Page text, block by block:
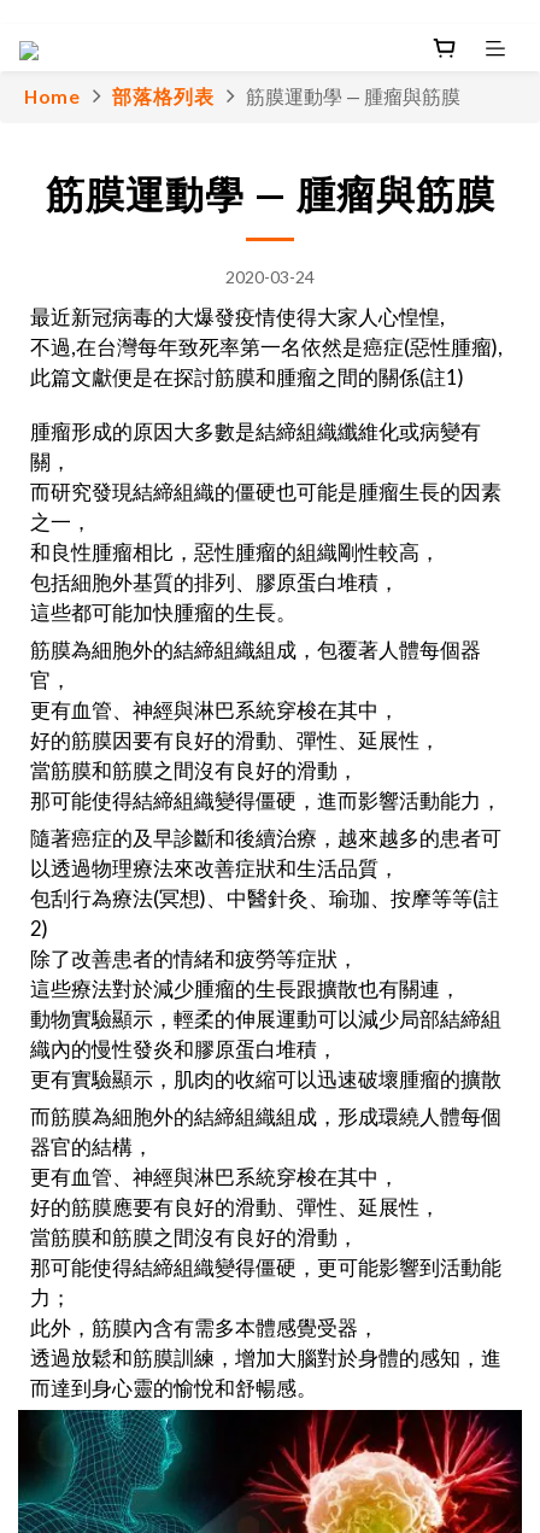
Home 部落格列表 筋膜運動學 — 腫瘤與筋膜
筋膜運動學 — 腫瘤與筋膜
2020-03-24
最近新冠病毒的大爆發疫情使得大家人心惶惶,
不過,在台灣每年致死率第一名依然是癌症(惡性腫瘤),
此篇文獻便是在探討筋膜和腫瘤之間的關係(註1)
腫瘤形成的原因大多數是結締組織纖維化或病變有
關，
而研究發現結締組織的僵硬也可能是腫瘤生長的因素
之一，
和良性腫瘤相比，惡性腫瘤的組織剛性較高，
包括細胞外基質的排列、膠原蛋白堆積，
這些都可能加快腫瘤的生長。
筋膜為細胞外的結締組織組成，包覆著人體每個器
官，
更有血管、神經與淋巴系統穿梭在其中，
好的筋膜因要有良好的滑動、彈性、延展性，
當筋膜和筋膜之間沒有良好的滑動，
那可能使得結締組織變得僵硬，進而影響活動能力，
隨著癌症的及早診斷和後續治療，越來越多的患者可
以透過物理療法來改善症狀和生活品質，
包刮行為療法(冥想)、中醫針灸、瑜珈、按摩等等(註
2)
除了改善患者的情緒和疲勞等症狀，
這些療法對於減少腫瘤的生長跟擴散也有關連，
動物實驗顯示，輕柔的伸展運動可以減少局部結締組
織內的慢性發炎和膠原蛋白堆積，
更有實驗顯示，肌肉的收縮可以迅速破壞腫瘤的擴散
而筋膜為細胞外的結締組織組成，形成環繞人體每個
器官的結構，
更有血管、神經與淋巴系統穿梭在其中，
好的筋膜應要有良好的滑動、彈性、延展性，
當筋膜和筋膜之間沒有良好的滑動，
那可能使得結締組織變得僵硬，更可能影響到活動能
力；
此外，筋膜內含有需多本體感覺受器，
透過放鬆和筋膜訓練，增加大腦對於身體的感知，進
而達到身心靈的愉悅和舒暢感。